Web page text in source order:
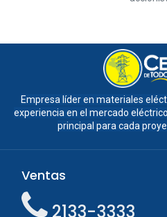
Empresa líder en materiales
experiencia en el mercado
principal para cada
Ventas
2133-3333